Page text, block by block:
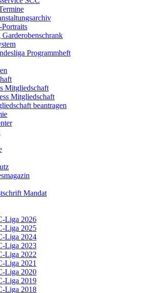
Programmheft
Mitgliedschaft
Mitgliedschaft
beantragen
Mandat
Liga 2026
Liga 2025
Liga 2024
Liga 2023
Liga 2022
Liga 2021
Liga 2020
Liga 2019
Liga 2018